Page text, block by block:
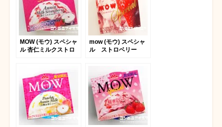
MOW (モウ) スペシャ
ル 杏仁ミルクストロ
mow (モウ) スペシャ
ル ストロベリー